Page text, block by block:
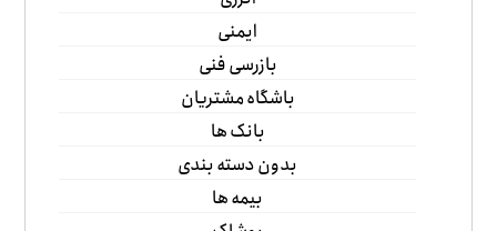
ایمنی
بازرسی فنی
باشگاه مشتریان
بانک ها
بدون دسته بندی
بیمه ها